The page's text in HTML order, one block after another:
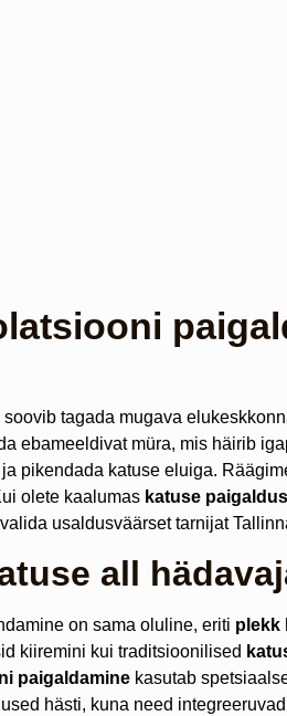
tagada mugava
ebameeldivat müra, mis häirib
pikendada katuse eluiga.
olete kaalumas katuse paigaldus
usaldusväärset tarnijat
all
on sama oluline, eriti plekk
kiiremini kui traditsioonilised
paigaldamine kasutab
hästi, kuna need